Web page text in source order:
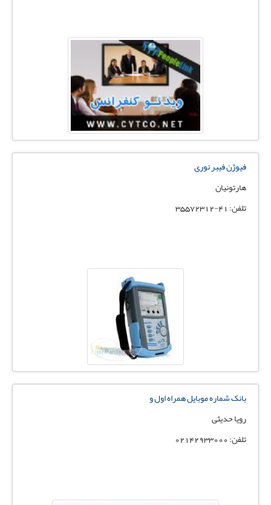
فیوژن فیبر نوری
هارتونیان
تلفن: 41-35572312
بانک شماره موبایل همراه اول و
رویا حدیثی
تلفن: 02142933000